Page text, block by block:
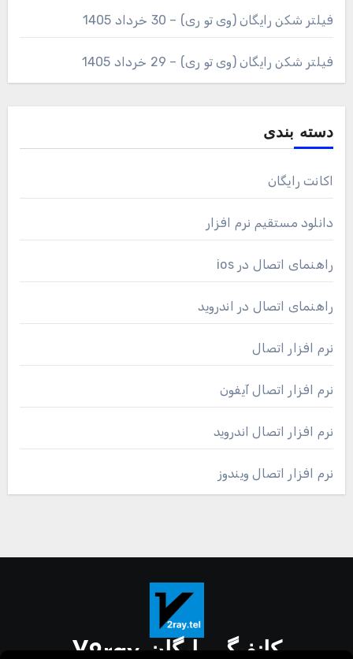
فیلتر شکن رایگان (وی تو ری) – 30 خرداد 1405
فیلتر شکن رایگان (وی تو ری) – 29 خرداد 1405
دسته بندی
اکانت رایگان
دانلود مستقیم نرم افزار
راهنمای اتصال در ios
راهنمای اتصال در اندروید
نرم افزار اتصال
نرم افزار اتصال آیفون
نرم افزار اتصال اندروید
نرم افزار اتصال ویندوز
کانفیگ رایگان V2ray